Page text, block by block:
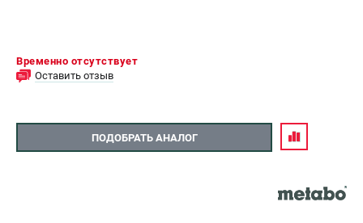
Временно отсутствует
Оставить отзыв
ПОДОБРАТЬ АНАЛОГ